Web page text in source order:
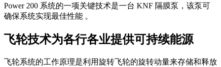
Power 200 系统的一项关键技术是一台 KNF 隔膜泵，该泵可
确保系统实现最佳性能 。
飞轮技术为各行各业提供可持续能源
飞轮系统的工作原理是利用旋转飞轮的旋转动量来存储和释放